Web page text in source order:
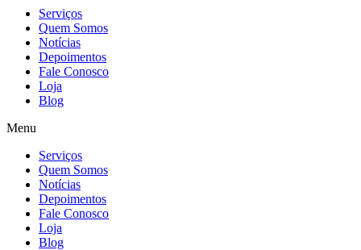
Serviços
Quem Somos
Notícias
Depoimentos
Fale Conosco
Loja
Blog
Menu
Serviços
Quem Somos
Notícias
Depoimentos
Fale Conosco
Loja
Blog